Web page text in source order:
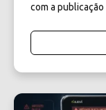
com a